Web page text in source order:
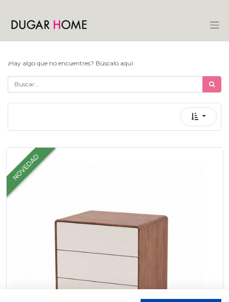
¡Hay algo que no encuentres? Búscalo aquí:
NOVEDAD